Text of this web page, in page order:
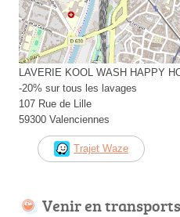
LAVERIE KOOL WASH HAPPY
-20% sur tous les lavages
107 Rue de Lille
59300 Valenciennes
Trajet Waze
Venir en